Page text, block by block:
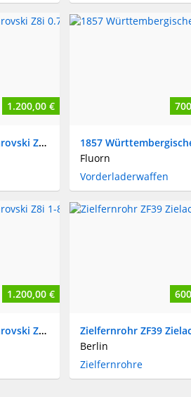
1.200,00 €
Zielfernrohr Swarovski Z8i 0.75-6x20 mit Montage
Fluorn
Vorderladerwaffen
1.200,00 €
Zielfernrohr Swarovski Z8i 1-8x24 mit Montage
Berlin
Zielfernrohre